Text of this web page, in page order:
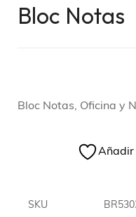
Bloc Notas
Bloc Notas, Oficina y
Añadir
SKU